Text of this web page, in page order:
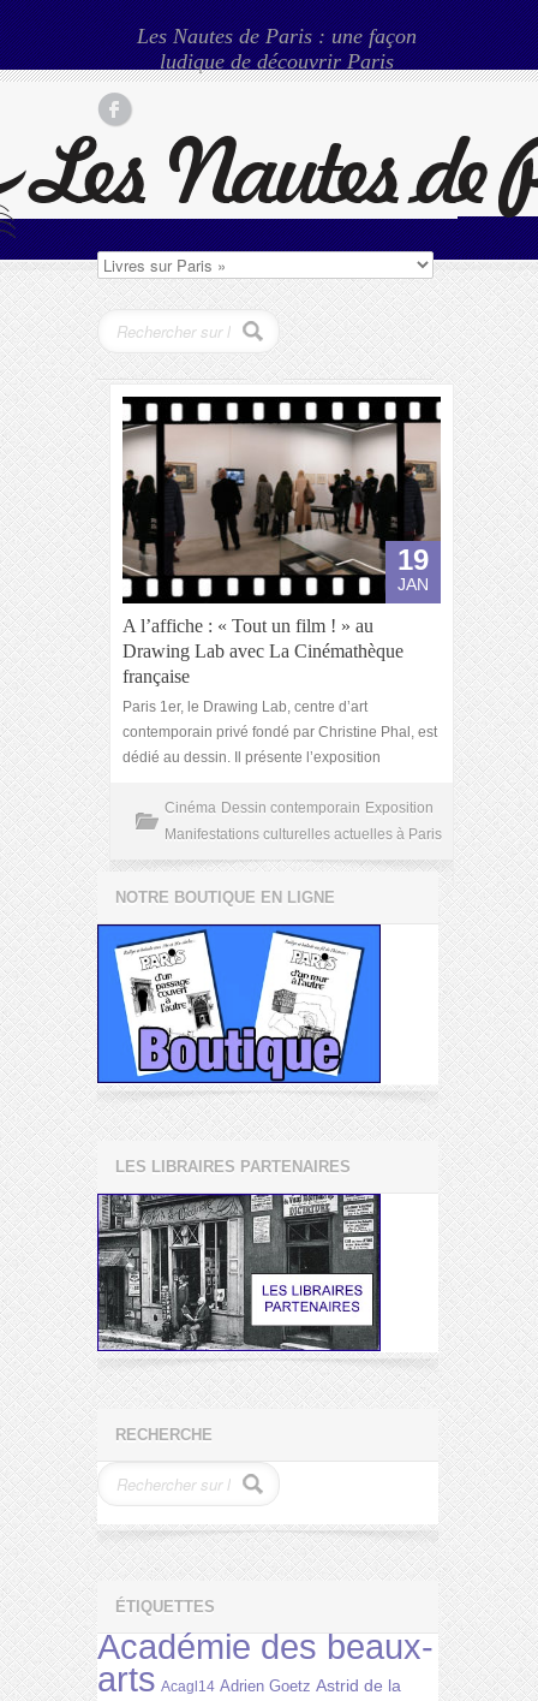
Les Nautes de Paris : une façon
ludique de découvrir Paris
19
JAN
A l’affiche : « Tout un film ! » au
Drawing Lab avec La Cinémathèque
française
Paris 1er, le Drawing Lab, centre d’art
contemporain privé fondé par Christine Phal, est
dédié au dessin. Il présente l’exposition
Cinéma Dessin contemporain Exposition
Manifestations culturelles actuelles à Paris
NOTRE BOUTIQUE EN LIGNE
LES LIBRAIRES PARTENAIRES
RECHERCHE
ÉTIQUETTES
Académie des beaux-
arts Acagl14 Adrien Goetz Astrid de la